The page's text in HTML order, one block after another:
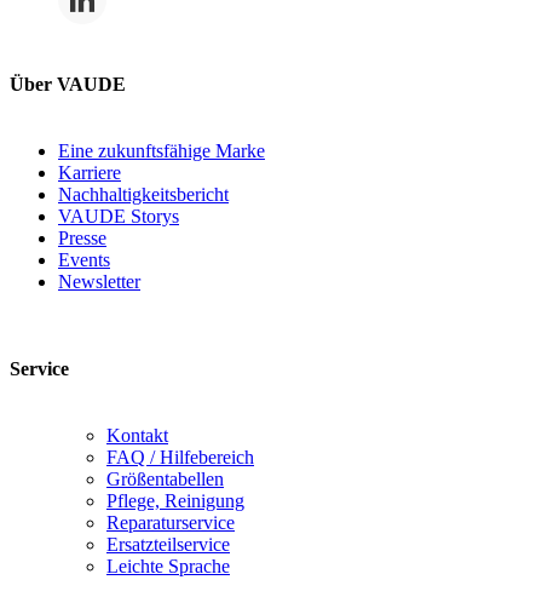
Über VAUDE
Eine zukunftsfähige Marke
Karriere
Nachhaltigkeitsbericht
VAUDE Storys
Presse
Events
Newsletter
Service
Kontakt
FAQ / Hilfebereich
Größentabellen
Pflege, Reinigung
Reparaturservice
Ersatzteilservice
Leichte Sprache